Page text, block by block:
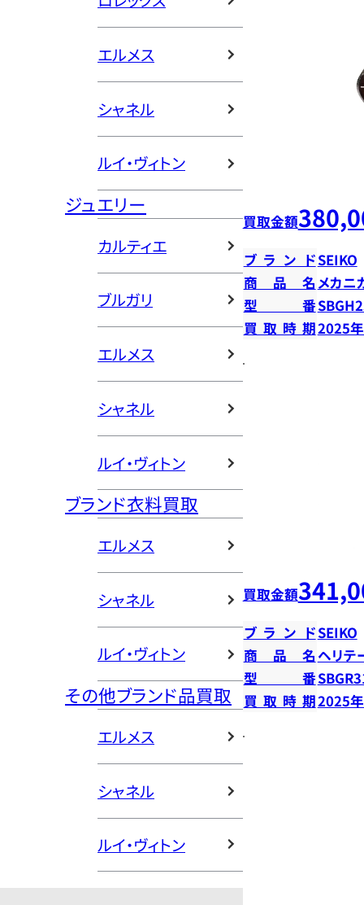
エルメス
シャネル
ルイ・ヴィトン
ジュエリー
カルティエ
ブルガリ
エルメス
シャネル
ルイ・ヴィトン
ブランド衣料買取
エルメス
シャネル
ルイ・ヴィトン
その他ブランド品買取
エルメス
シャネル
ルイ・ヴィトン
買取金額
ブランドSEIKO
商品名 メカニ
型番
買取時期2025
買取金額
ブランドSEIKO
商品名 ヘリテ
型番
買取時期2025